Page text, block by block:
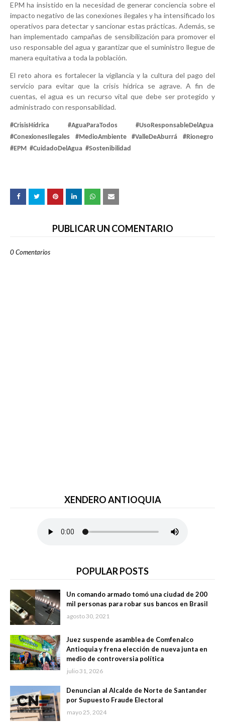
EPM ha insistido en la necesidad de generar conciencia sobre el
impacto negativo de las conexiones ilegales y ha intensificado los
operativos para detectar y sancionar estas prácticas. Además, se
han implementado campañas de sensibilización para promover el
uso responsable del agua y garantizar que el suministro llegue de
manera equitativa a toda la población.
El reto ahora es fortalecer la vigilancia y la cultura del pago del
servicio para evitar que la crisis hídrica se agrave. A fin de
cuentas, el agua es un recurso vital que debe ser protegido y
administrado con responsabilidad.
#CrisisHídrica #AguaParaTodos
#UsoResponsableDelAgua
#ConexionesIlegales
#MedioAmbiente #ValleDeAburrá
#Rionegro
#EPM #CuidadoDelAgua #Sostenibilidad
PUBLICAR UN COMENTARIO
0 Comentarios
XENDERO ANTIOQUIA
POPULAR POSTS
Un comando armado tomó una ciudad de 200
mil personas para robar sus bancos en Brasil
agosto 30, 2021
Juez suspende asamblea de Comfenalco
Antioquia y frena elección de nueva junta en
medio de controversia política
julio 31, 2026
Denuncian al Alcalde de Norte de Santander
por Supuesto Fraude Electoral
mayo 25, 2024